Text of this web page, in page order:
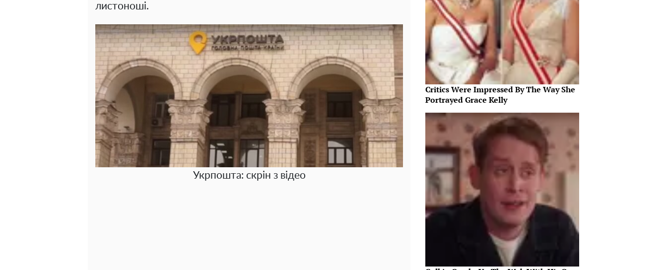
листоноші.
Укрпошта: скрін з відео
Critics Were Impressed By The Way She
Portrayed Grace Kelly